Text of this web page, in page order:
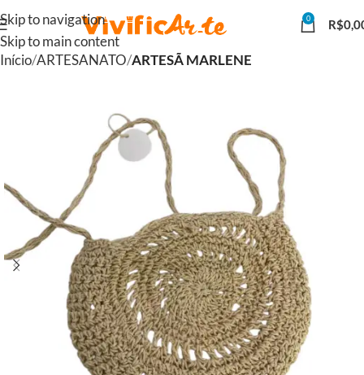
Skip to navigation
Skip to main content
0 R$
Início ARTESANATO ARTESÃ MARLENE